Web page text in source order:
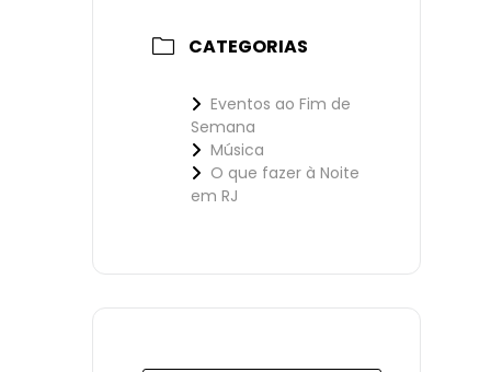
CATEGORIAS
Eventos ao Fim de
Semana
Música
O que fazer à Noite
em RJ